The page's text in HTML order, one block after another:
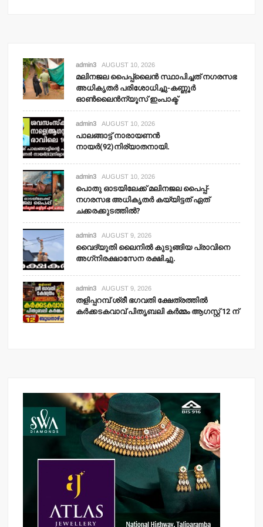
admin3 AUGUST 10, 2026
മലിനജല പൈപ്പ്‌ലൈന്‍ സ്ഥാപിച്ചത് നഗരസഭ
അധികൃതര്‍ പരിശോധിച്ചു-കണ്ണൂര്‍
ഓണ്‍ലൈന്‍ന്യൂസ് ഇംപാക്ട്‌
admin3 AUGUST 10, 2026
പാലങ്ങാട്ട് നാരായണന്‍
നായര്‍(92)നിര്യാതനായി.
admin3 AUGUST 10, 2026
പൊതു ഓടയിലേക്ക് മലിനജല പൈപ്പ്-
നഗരസഭ അധികൃതര്‍ കയ്യിട്ടത് ഏത്
ചക്കരക്കുടത്തില്‍?
admin3 AUGUST 9, 2026
വൈദ്യുതി ലൈനില്‍ കുടുങ്ങിയ പ്രാവിനെ
അഗ്‌നിരക്ഷാസേന രക്ഷിച്ചു.
admin3 AUGUST 9, 2026
തളിപ്പറമ്പ് ശ്രീ ഭഗവതി ക്ഷേത്രത്തില്‍
കര്‍ക്കടകവാവ് പിതൃബലി കര്‍മ്മം ആഗസ്റ്റ് 12 ന്